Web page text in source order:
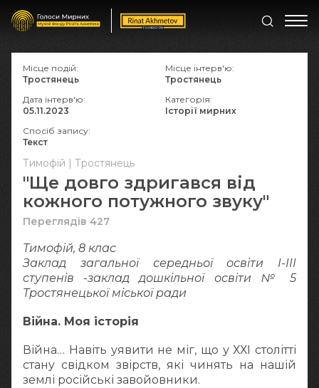
Тимофій | Тростянець
"Ще довго здригався від
кожного потужного звуку"
Переглядів 427
Тимофій, 8 клас
Заклад загальної середньої освіти І-ІІІ
ступенів -заклад дошкільної освіти № 5
Тростянецької міської ради
Війна. Моя історія
Війна… Навіть уявити не міг, що у ХХІ столітті
стану свідком звірств, які чинять на нашій
землі російські завойовники.
Місце подій:
Тростянець
Місце інтерв'ю:
Тростянець
Дата інтерв'ю:
05.11.2023
Категорія:
Історії мирних
Спосіб запису:
Текст